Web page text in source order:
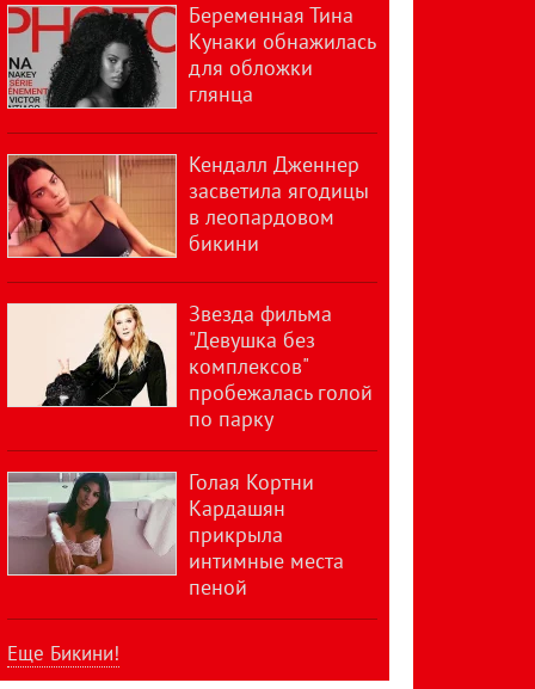
Беременная Тина
Кунаки обнажилась
для обложки
глянца
Кендалл Дженнер
засветила ягодицы
в леопардовом
бикини
Звезда фильма
"Девушка без
комплексов"
пробежалась голой
по парку
Голая Кортни
Кардашян
прикрыла
интимные места
пеной
Еще Бикини!